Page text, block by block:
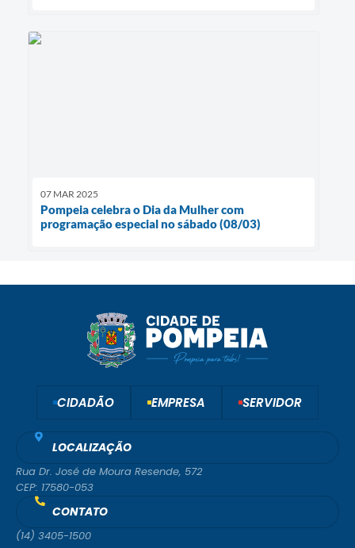
07 MAR 2025
Pompeia celebra o Dia da Mulher com
programação especial no sábado (08/03)
CIDADÃO EMPRESA SERVIDOR
LOCALIZAÇÃO
Rua Dr. José de Moura Resende, 572
CEP: 17580-053
CONTATO
(14) 3405-1500